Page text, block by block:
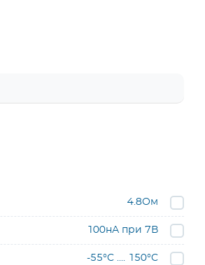
4.8Ом
100нА при 7В
-55°C .... 150°C